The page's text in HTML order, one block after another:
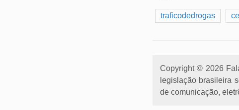
traficodedrogas
Copyright © 2026
legislação brasileira
de comunicação,